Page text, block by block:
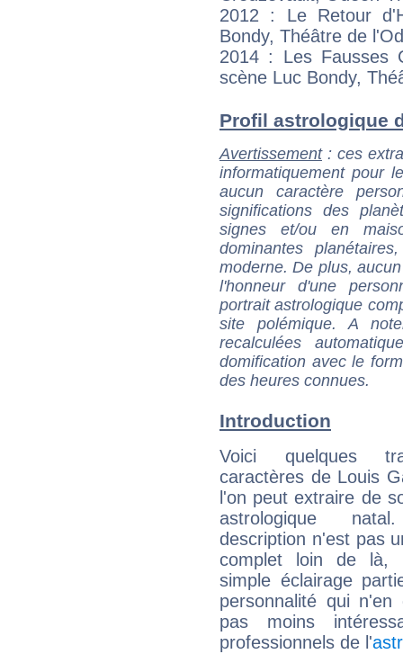
2012 : Le Retour
Bondy, Théâtre de
2014 : Les Fausses
scène Luc Bondy,
Profil astrologique
Avertissement: ces
informatiquement pour
aucun caractère
significations des
signes et/ou en
dominantes
moderne. De plus,
l'honneur d'une
portrait astrologique
site polémique. A
recalculées
domification avec le
des heures connues.
Introduction
Voici quelques
caractères de Louis
l'on peut extraire de
astrologique
description n'est pas
complet loin de là,
simple éclairage
personnalité qui n'en
pas moins
professionnels de l'